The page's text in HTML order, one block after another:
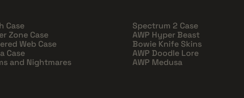
Case
Zone Case
Web Case
Case
and Nightmares
Spectrum 2 Case
AWP Hyper Beast
Bowie Knife Skins
AWP Doodle Lore
AWP Medusa